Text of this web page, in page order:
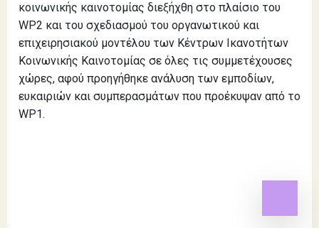
κοινωνικής καινοτομίας διεξήχθη στο πλαίσιο του
WP2 και του σχεδιασμού του οργανωτικού και
επιχειρησιακού μοντέλου των Κέντρων Ικανοτήτων
Kοινωνικής Καινοτομίας σε όλες τις συμμετέχουσες
χώρες, αφού προηγήθηκε ανάλυση των εμποδίων,
ευκαιριών και συμπερασμάτων που προέκυψαν από το
WP1.